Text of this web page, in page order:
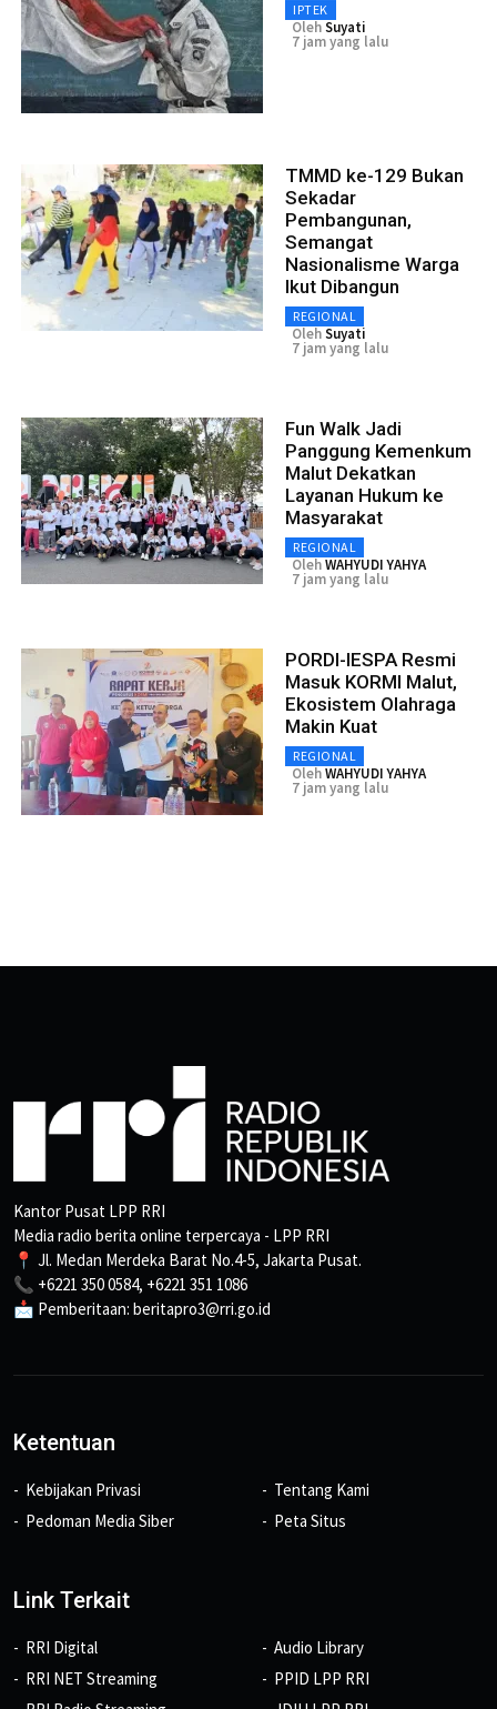
IPTEK
OlehSuyati
7 jam yang lalu
TMMD ke-129 Bukan
Sekadar
Pembangunan,
Semangat
Nasionalisme Warga
Ikut Dibangun
REGIONAL
OlehSuyati
7 jam yang lalu
Fun Walk Jadi
Panggung Kemenkum
Malut Dekatkan
Layanan Hukum ke
Masyarakat
REGIONAL
OlehWAHYUDI YAHYA
7 jam yang lalu
PORDI-IESPA Resmi
Masuk KORMI Malut,
Ekosistem Olahraga
Makin Kuat
REGIONAL
OlehWAHYUDI YAHYA
7 jam yang lalu
Kantor Pusat LPP RRI
Media radio berita online terpercaya - LPP RRI
📍 Jl. Medan Merdeka Barat No.4-5, Jakarta Pusat.
📞 +6221 350 0584, +6221 351 1086
📩 Pemberitaan: beritapro3@rri.go.id
Ketentuan
Kebijakan Privasi
Pedoman Media Siber
Tentang Kami
Peta Situs
Link Terkait
RRI Digital
RRI NET Streaming
Audio Library
PPID LPP RRI